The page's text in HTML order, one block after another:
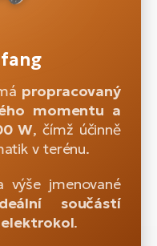
propracovaný
momentu a
W, čímž účinně
v terénu.
výše jmenované
součástí
elektrokol.